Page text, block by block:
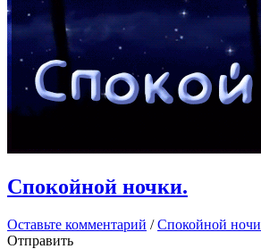
Спокойной ночки.
Оставьте комментарий /Спокойной ночи
Отправить